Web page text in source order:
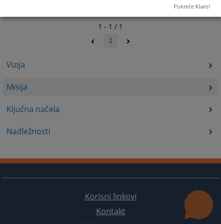
Vizija
Misija
Ključna načela
Nadležnosti
1 - 1 / 1
1
Korisni linkovi
Kontakt
Pokreće Klaro!